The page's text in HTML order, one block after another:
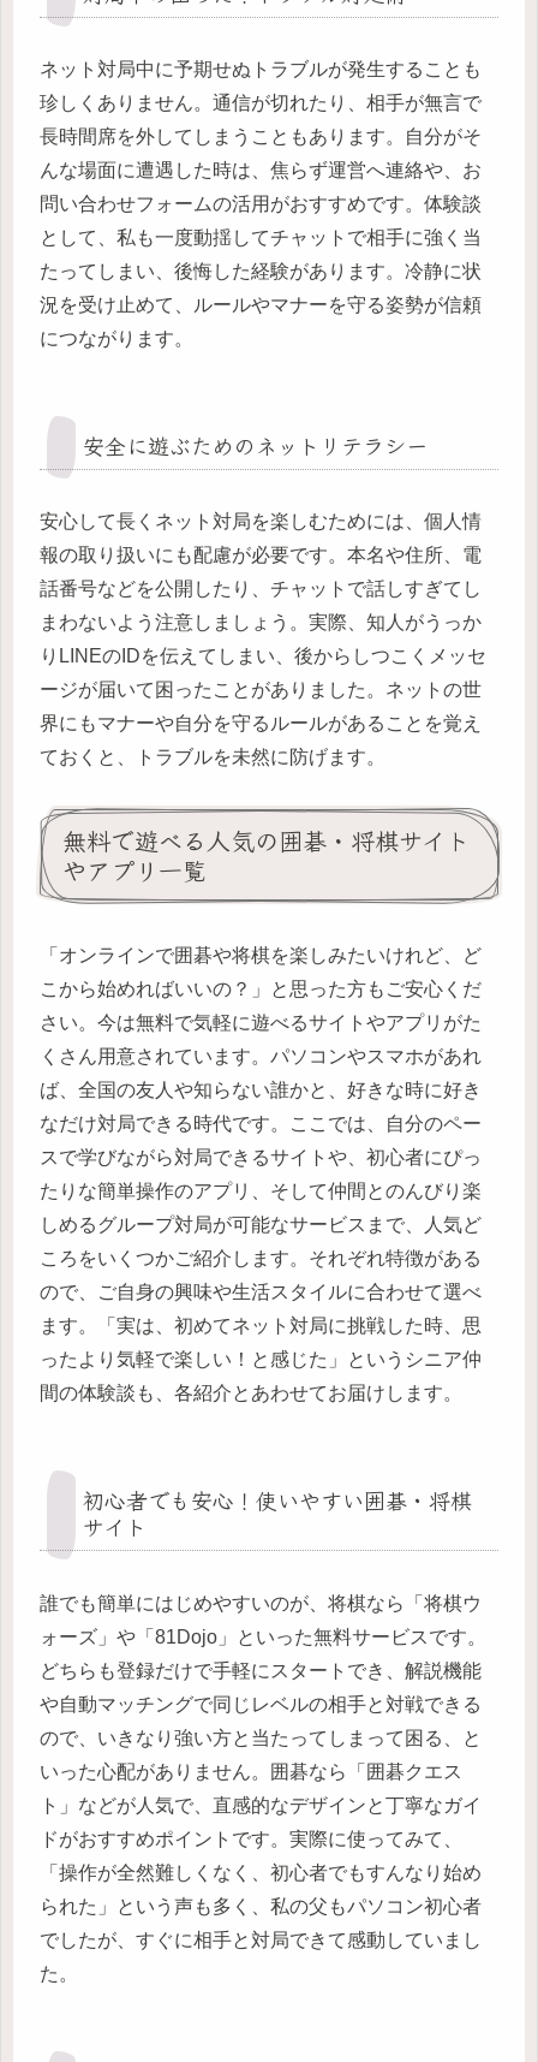
ネット対局中に予期せぬトラブルが発生することも
珍しくありません。通信が切れたり、相手が無言で
長時間席を外してしまうこともあります。自分がそ
んな場面に遭遇した時は、焦らず運営へ連絡や、お
問い合わせフォームの活用がおすすめです。体験談
として、私も一度動揺してチャットで相手に強く当
たってしまい、後悔した経験があります。冷静に状
況を受け止めて、ルールやマナーを守る姿勢が信頼
につながります。
安全に遊ぶためのネットリテラシー
安心して長くネット対局を楽しむためには、個人情
報の取り扱いにも配慮が必要です。本名や住所、電
話番号などを公開したり、チャットで話しすぎてし
まわないよう注意しましょう。実際、知人がうっか
りLINEのIDを伝えてしまい、後からしつこくメッセ
ージが届いて困ったことがありました。ネットの世
界にもマナーや自分を守るルールがあることを覚え
ておくと、トラブルを未然に防げます。
無料で遊べる人気の囲碁・将棋サイト
やアプリ一覧
「オンラインで囲碁や将棋を楽しみたいけれど、ど
こから始めればいいの？」と思った方もご安心くだ
さい。今は無料で気軽に遊べるサイトやアプリがた
くさん用意されています。パソコンやスマホがあれ
ば、全国の友人や知らない誰かと、好きな時に好き
なだけ対局できる時代です。ここでは、自分のペー
スで学びながら対局できるサイトや、初心者にぴっ
たりな簡単操作のアプリ、そして仲間とのんびり楽
しめるグループ対局が可能なサービスまで、人気ど
ころをいくつかご紹介します。それぞれ特徴がある
ので、ご自身の興味や生活スタイルに合わせて選べ
ます。「実は、初めてネット対局に挑戦した時、思
ったより気軽で楽しい！と感じた」というシニア仲
間の体験談も、各紹介とあわせてお届けします。
初心者でも安心！使いやすい囲碁・将棋
サイト
誰でも簡単にはじめやすいのが、将棋なら「将棋ウ
ォーズ」や「81Dojo」といった無料サービスです。
どちらも登録だけで手軽にスタートでき、解説機能
や自動マッチングで同じレベルの相手と対戦できる
ので、いきなり強い方と当たってしまって困る、と
いった心配がありません。囲碁なら「囲碁クエス
ト」などが人気で、直感的なデザインと丁寧なガイ
ドがおすすめポイントです。実際に使ってみて、
「操作が全然難しくなく、初心者でもすんなり始め
られた」という声も多く、私の父もパソコン初心者
でしたが、すぐに相手と対局できて感動していまし
た。